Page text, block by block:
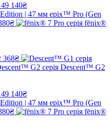
49 140₴
epix™ Pro (Gen
fēnix®
368₴
Descent™ G2
49 140₴
epix™ Pro (Gen
fēnix®